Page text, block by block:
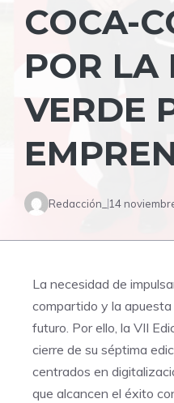
COCA-
POR LA
VERDE
Redacción_ 14
La necesidad de
compartido y la
futuro. Por ello, la VII
cierre de su séptima
centrados en
que alcancen el éxito